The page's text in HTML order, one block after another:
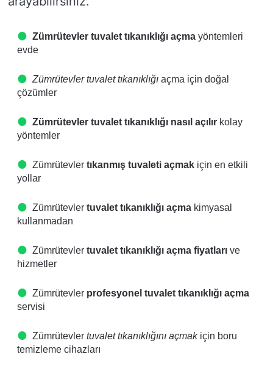
Zümrütevler tuvalet tıkanıklığı açma yöntemleri
evde
Zümrütevler tuvalet tıkanıklığı açma için doğal
çözümler
Zümrütevler tuvalet tıkanıklığı nasıl açılır kolay
yöntemler
Zümrütevler tıkanmış tuvaleti açmak için en etkili
yollar
Zümrütevler tuvalet tıkanıklığı açma kimyasal
kullanmadan
Zümrütevler tuvalet tıkanıklığı açma fiyatları ve
hizmetler
Zümrütevler profesyonel tuvalet tıkanıklığı açma
servisi
Zümrütevler tuvalet tıkanıklığını açmakiçin boru
temizleme cihazları